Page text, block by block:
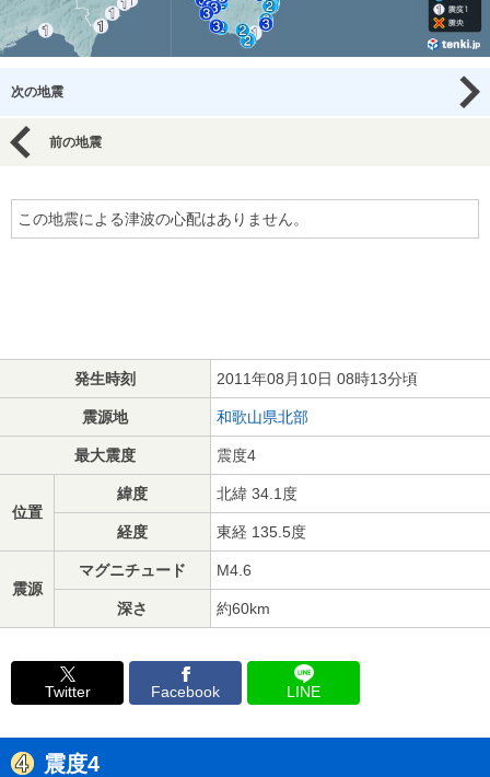
次の地震
前の地震
この地震による津波の心配はありません。
発生時刻 2011年08月10日 08時13分頃
震源地 和歌山県北部
最大震度 震度4
位置
緯度 北緯 34.1度
経度 東経 135.5度
震源
マグニチュード M4.6
深さ 約60km
Twitter Facebook LINE
震度4